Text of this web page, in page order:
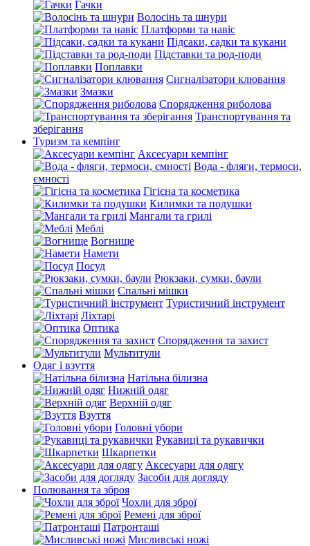
Гачки
Волосінь та шнури
Платформи та навіс
Підсаки, садки та кукани
Підставки та род-поди
Поплавки
Сигналізатори клювання
Змазки
Спорядження риболова
Транспортування та
зберігання
Туризм та кемпінг
Аксесуари кемпінг
Вода - фляги, термоси,
ємності
Гігієна та косметика
Килимки та подушки
Мангали та грилі
Меблі
Вогнище
Намети
Посуд
Рюкзаки, сумки, баули
Спальні мішки
Туристичний інструмент
Ліхтарі
Оптика
Спорядження та захист
Мультитули
Одяг і взуття
Натільна білизна
Нижній одяг
Верхній одяг
Взуття
Головні убори
Рукавиці та рукавички
Шкарпетки
Аксесуари для одягу
Засоби для догляду
Полювання та зброя
Чохли для зброї
Ремені для зброї
Патронташі
Мисливські ножі